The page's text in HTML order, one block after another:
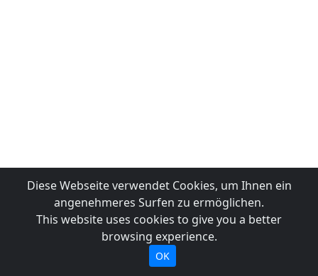
Diese Webseite verwendet Cookies, um Ihnen ein
angenehmeres Surfen zu ermöglichen.
This website uses cookies to give you a better
browsing experience.
OK